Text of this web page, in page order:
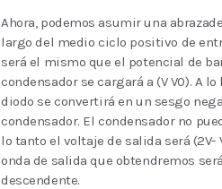
Ahora, podemos asumir una
largo del medio ciclo positivo de
será el mismo que el potencial de
condensador se cargará a (V V0). A
diodo se convertirá en un sesgo
condensador. El condensador no
lo tanto el voltaje de salida será (2V-
onda de salida que obtendremos
descendente.